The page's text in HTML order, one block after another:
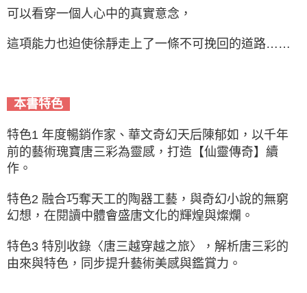
可以看穿一個人心中的真實意念，
這項能力也迫使徐靜走上了一條不可挽回的道路……
本書特色
特色1 年度暢銷作家、華文奇幻天后陳郁如，以千年
前的藝術瑰寶唐三彩為靈感，打造【仙靈傳奇】續
作。
特色2 融合巧奪天工的陶器工藝，與奇幻小說的無窮
幻想，在閱讀中體會盛唐文化的輝煌與燦爛。
特色3 特別收錄〈唐三越穿越之旅〉，解析唐三彩的
由來與特色，同步提升藝術美感與鑑賞力。